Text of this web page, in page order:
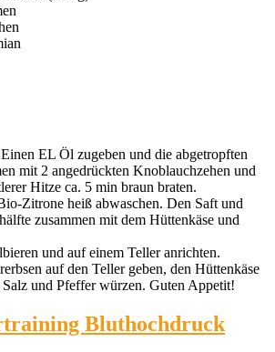
EL Öl zugeben und die abgetropften
mit 2 angedrückten Knoblauchzehen und
Hitze ca. 5 min braun braten.
Zitrone heiß abwaschen. Den Saft und
zusammen mit dem Hüttenkäse und
und auf einem Teller anrichten.
auf den Teller geben, den Hüttenkäse
und Pfeffer würzen. Guten Appetit!
Bluthochdruck